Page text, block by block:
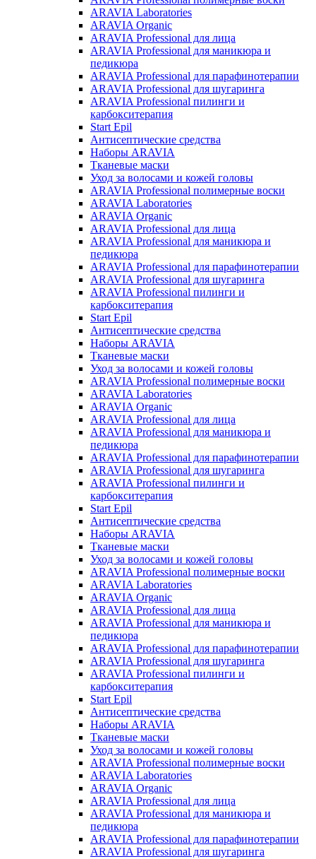
ARAVIA Laboratories
ARAVIA Organic
ARAVIA Professional для лица
ARAVIA Professional для маникюра и
педикюра
ARAVIA Professional для парафинотерапии
ARAVIA Professional для шугаринга
ARAVIA Professional пилинги и
карбокситерапия
Start Epil
Антисептические средства
Наборы ARAVIA
Тканевые маски
Уход за волосами и кожей головы
ARAVIA Professional полимерные воски
ARAVIA Laboratories
ARAVIA Organic
ARAVIA Professional для лица
ARAVIA Professional для маникюра и
педикюра
ARAVIA Professional для парафинотерапии
ARAVIA Professional для шугаринга
ARAVIA Professional пилинги и
карбокситерапия
Start Epil
Антисептические средства
Наборы ARAVIA
Тканевые маски
Уход за волосами и кожей головы
ARAVIA Professional полимерные воски
ARAVIA Laboratories
ARAVIA Organic
ARAVIA Professional для лица
ARAVIA Professional для маникюра и
педикюра
ARAVIA Professional для парафинотерапии
ARAVIA Professional для шугаринга
ARAVIA Professional пилинги и
карбокситерапия
Start Epil
Антисептические средства
Наборы ARAVIA
Тканевые маски
Уход за волосами и кожей головы
ARAVIA Professional полимерные воски
ARAVIA Laboratories
ARAVIA Organic
ARAVIA Professional для лица
ARAVIA Professional для маникюра и
педикюра
ARAVIA Professional для парафинотерапии
ARAVIA Professional для шугаринга
ARAVIA Professional пилинги и
карбокситерапия
Start Epil
Антисептические средства
Наборы ARAVIA
Тканевые маски
Уход за волосами и кожей головы
ARAVIA Professional полимерные воски
ARAVIA Laboratories
ARAVIA Organic
ARAVIA Professional для лица
ARAVIA Professional для маникюра и
педикюра
ARAVIA Professional для парафинотерапии
ARAVIA Professional для шугаринга